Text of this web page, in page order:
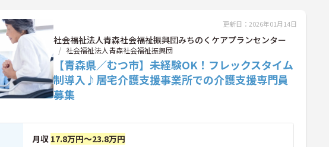
更新日：2026年01月14日
社会福祉法人青森社会福祉振興団みちのくケアプランセンター
社会福祉法人青森社会福祉振興団
【青森県／むつ市】未経験OK！フレックスタイム
制導入♪居宅介護支援事業所での介護支援専門員
募集
月収 17.8万円～23.8万円